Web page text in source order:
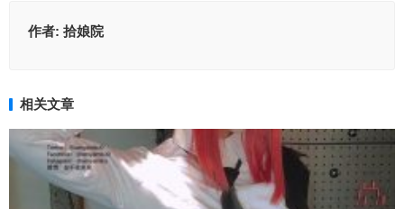
作者: 拾娘院
相关文章